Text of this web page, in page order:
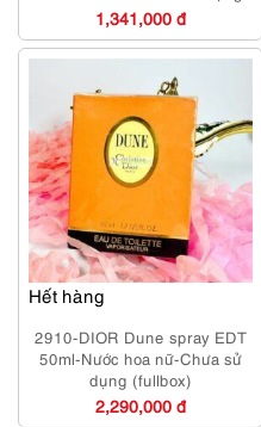
1,341,000 đ
Hết hàng
2910-DIOR Dune spray EDT
50ml-Nước hoa nữ-Chưa sử
dụng (fullbox)
2,290,000 đ